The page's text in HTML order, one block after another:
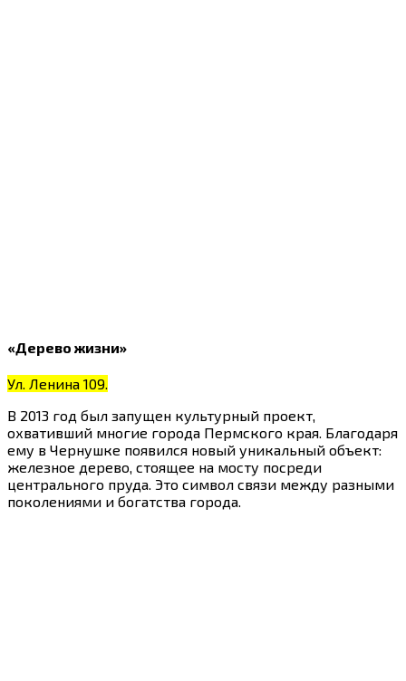
«Дерево жизни»
Ул. Ленина 109.
В 2013 год был запущен культурный проект,
охвативший многие города Пермского края. Благодаря
ему в Чернушке появился новый уникальный объект:
железное дерево, стоящее на мосту посреди
центрального пруда. Это символ связи между разными
поколениями и богатства города.